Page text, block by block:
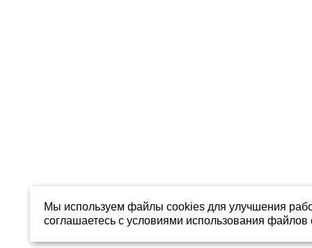
Мы используем файлы cookies для улучшения
соглашаетесь с условиями использования файлов